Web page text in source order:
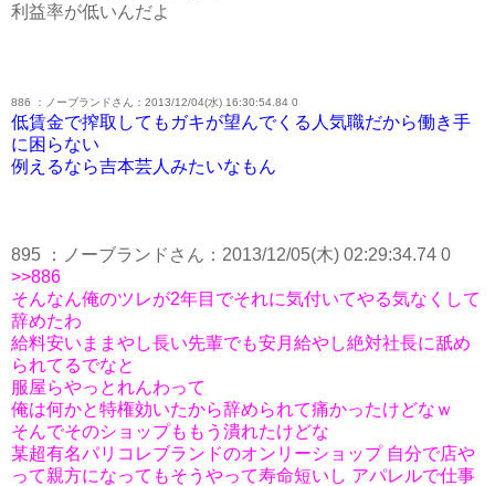
利益率が低いんだよ
886 ：ノーブランドさん：2013/12/04(水) 16:30:54.84 0
低賃金で搾取してもガキが望んでくる人気職だから働き手
に困らない
例えるなら吉本芸人みたいなもん
895 ：ノーブランドさん：2013/12/05(木) 02:29:34.74 0
>>886
そんなん俺のツレが2年目でそれに気付いてやる気なくして
辞めたわ
給料安いままやし長い先輩でも安月給やし絶対社長に舐め
られてるでなと
服屋らやっとれんわって
俺は何かと特権効いたから辞められて痛かったけどなｗ
そんでそのショップももう潰れたけどな
某超有名パリコレブランドのオンリーショップ 自分で店や
って親方になってもそうやって寿命短いし アパレルで仕事